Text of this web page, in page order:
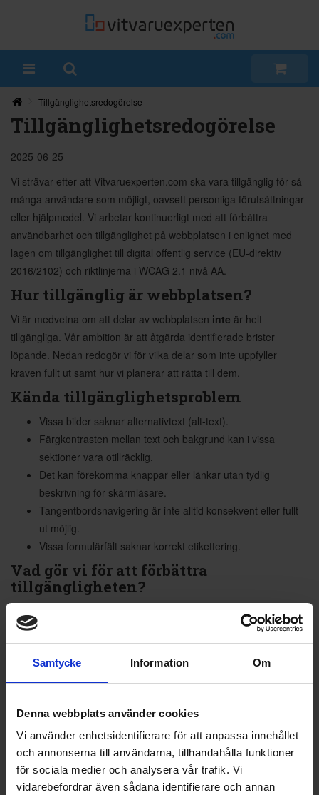
Samtycke Information Om
Denna webbplats använder cookies
Vi använder enhetsidentifierare för att anpassa innehållet
och annonserna till användarna, tillhandahålla funktioner
för sociala medier och analysera vår trafik. Vi
vidarebefordrar även sådana identifierare och annan
Tillgänglighetsredogörelse
Tillgänglighetsredogörelse
2025-06-25
Vi strävar efter att Vitvaruexperten.com ska vara tillgänglig för så
många användare som möjligt, oavsett personliga förutsättningar
eller hjälpmedel. Vi arbetar kontinuerligt med att förbättra
användbarhet och tillgänglighet på webbplatsen i enlighet med
lagen om tillgänglighet till digital offentlig service (EU-direktiv
2016/2102) och riktlinjerna i WCAG 2.1 nivå AA.
Hur tillgänglig är webbplatsen?
Vi är medvetna om att delar av webbplatsen inte är helt
tillgängliga. Vår ambition är att åtgärda identifierade brister
löpande. Nedan redogör vi för vilka delar som inte uppfyller
kraven fullt ut samt hur vi planerar att rätta till dem.
Kända tillgänglighetsproblem
Vissa bilder saknar alternativtext (alt-text).
Färgkontrasten mellan text och bakgrund kan i vissa
sektioner vara otillräcklig.
Det kan förekomma knappar eller länkar utan tydlig
beskrivning för skärmläsare.
Tangentbordsnavigering är inte alltid konsekvent eller fullt
ut möjlig.
Vissa formulärfält saknar korrekt etikettering.
Vad gör vi för att förbättra
tillgängligheten?
Utbilda vår personal inom tillgänglig webbdesign.
brister.
Samarbeta med externa experter vid behov.
Teknisk information om webbplatsens
tillgänglighet